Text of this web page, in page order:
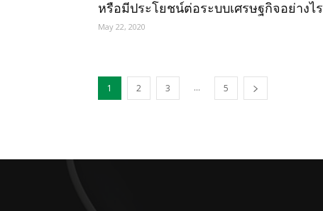
หรือมีประโยชน์ต่อระบบเศรษฐกิจอย่างไร
?
May 22, 2020
1 2 3 ... 5